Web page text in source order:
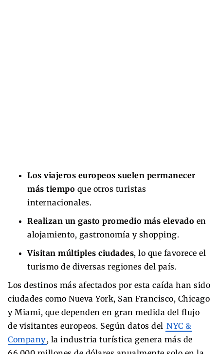
Los viajeros europeos suelen permanecer
más tiempo que otros turistas
internacionales.
Realizan un gasto promedio más elevado en
alojamiento, gastronomía y shopping.
Visitan múltiples ciudades, lo que favorece el
turismo de diversas regiones del país.
Los destinos más afectados por esta caída han sido
ciudades como Nueva York, San Francisco, Chicago
y Miami, que dependen en gran medida del flujo
de visitantes europeos. Según datos del NYC &
Company, la industria turística genera más de